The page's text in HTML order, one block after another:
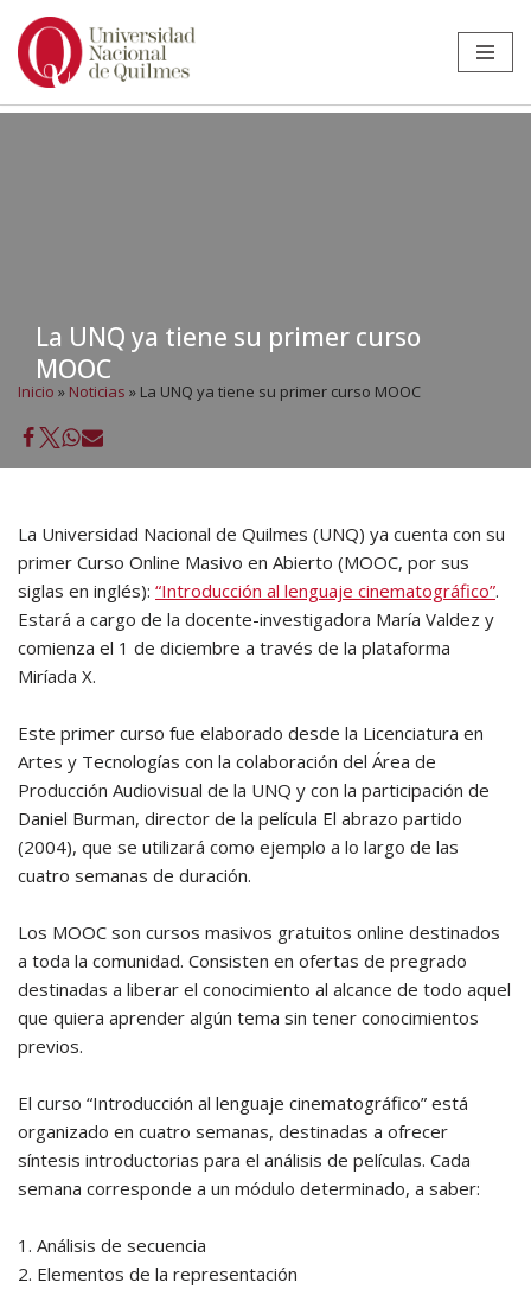
Ir
La UNQ ya tiene su primer curso
MOOC
Inicio » Noticias » La UNQ ya tiene su primer curso MOOC
La Universidad Nacional de Quilmes (UNQ) ya cuenta con su
primer Curso Online Masivo en Abierto (MOOC, por sus
siglas en inglés): “Introducción al lenguaje cinematográfico”.
Estará a cargo de la docente-investigadora María Valdez y
comienza el 1 de diciembre a través de la plataforma
Miríada X.
Este primer curso fue elaborado desde la Licenciatura en
Artes y Tecnologías con la colaboración del Área de
Producción Audiovisual de la UNQ y con la participación de
Daniel Burman, director de la película El abrazo partido
(2004), que se utilizará como ejemplo a lo largo de las
cuatro semanas de duración.
Los MOOC son cursos masivos gratuitos online destinados
a toda la comunidad. Consisten en ofertas de pregrado
destinadas a liberar el conocimiento al alcance de todo aquel
que quiera aprender algún tema sin tener conocimientos
previos.
El curso “Introducción al lenguaje cinematográfico” está
organizado en cuatro semanas, destinadas a ofrecer
síntesis introductorias para el análisis de películas. Cada
semana corresponde a un módulo determinado, a saber:
1. Análisis de secuencia
2. Elementos de la representación